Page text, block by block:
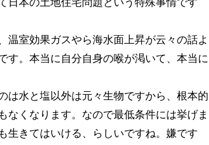
室効果ガスやら海水面上昇が云々の話よ
す。本当に自分自身の喉が渇いて、本当に
水と塩以外は元々生物ですから、根本的
なくなります。なので最低条件には挙げま
生きてはいける、らしいですね。嫌です